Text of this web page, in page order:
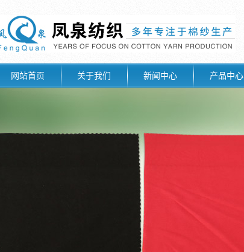
网站首页 关于我们 新闻中心 产品中心